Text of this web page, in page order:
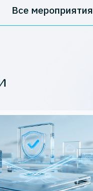
Все мероприятия